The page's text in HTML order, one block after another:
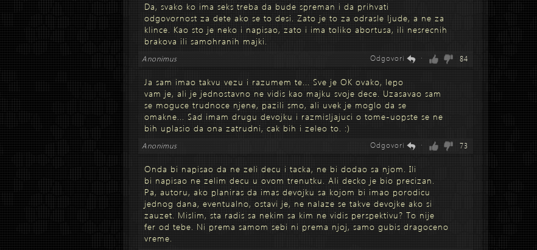
Da, svako ko ima seks treba da bude spreman i da prihvati
odgovornost za dete ako se to desi. Zato je to za odrasle ljude, a ne za
klince. Kao sto je neko i napisao, zato i ima toliko abortusa, ili nesrecnih
brakova ili samohranih majki.
Anonimus 84
Odgovori ·
Ja sam imao takvu vezu i razumem te... Sve je OK ovako, lepo
vam je, ali je jednostavno ne vidis kao majku svoje dece. Uzasavao sam
se moguce trudnoce njene, pazili smo, ali uvek je moglo da se
omakne... Sad imam drugu devojku i razmisljajuci o tome-uopste se ne
bih uplasio da ona zatrudni, cak bih i zeleo to. :)
Anonimus 73
Odgovori ·
Onda bi napisao da ne zeli decu i tacka, ne bi dodao sa njom. Ili
bi napisao ne zelim decu u ovom trenutku. Ali decko je bio precizan.
Pa, autoru, ako planiras da imas devojku sa kojom bi imao porodicu
jednog dana, eventualno, ostavi je, ne nalaze se takve devojke ako si
zauzet. Mislim, sta radis sa nekim sa kim ne vidis perspektivu? To nije
fer od tebe. Ni prema samom sebi ni prema njoj, samo gubis dragoceno
vreme.